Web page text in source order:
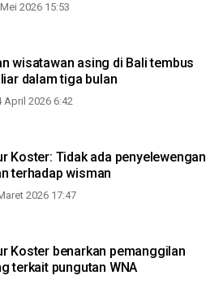
2026 15:53
wisatawan asing di Bali tembus
dalam tiga bulan
April 2026 6:42
Koster: Tidak ada penyelewengan
terhadap wisman
2026 17:47
Koster benarkan pemanggilan
terkait pungutan WNA